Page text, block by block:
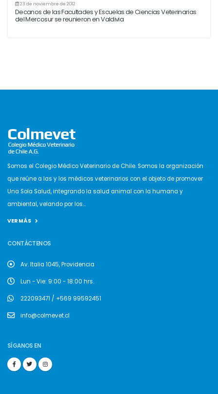
23 de noviembre de 2012
Decanos de las Facultades y Escuelas de Ciencias Veterinarias
del Mercosur se reunieron en Valdivia
Somos el Colegio Médico Veterinario de Chile. Somos la organización
que reúne a las y los médicos veterinarios con el objeto de promover
Una Sola Salud, integrando la salud animal con la humana y
ambiental, velando por los...
VER MÁS
CONTÁCTENOS
Av. Italia 1045, Providencia
Lun - Vie: 9:00 - 18:00 hrs.
222093471 / +569 99592451
info@colmevet.cl
SÍGANOS EN